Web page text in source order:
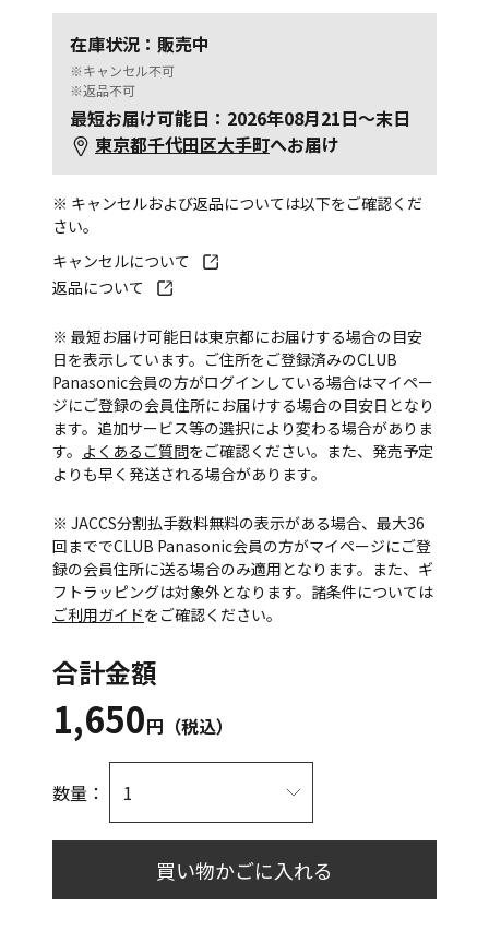
在庫状況：販売中
※キャンセル不可
※返品不可
最短お届け可能日：2026年08月21日～末日
東京都千代田区大手町へお届け
※ キャンセルおよび返品については以下をご確認くだ
さい。
キャンセルについて
返品について
※ 最短お届け可能日は東京都にお届けする場合の目安
日を表示しています。ご住所をご登録済みのCLUB
Panasonic会員の方がログインしている場合はマイペー
ジにご登録の会員住所にお届けする場合の目安日となり
ます。追加サービス等の選択により変わる場合がありま
す。 よくあるご質問をご確認ください。また、発売予定
よりも早く発送される場合があります。
※ JACCS分割払手数料無料の表示がある場合、最大36
回まででCLUB Panasonic会員の方がマイページにご登
録の会員住所に送る場合のみ適用となります。また、ギ
フトラッピングは対象外となります。諸条件については
ご利用ガイドをご確認ください。
合計金額
1,650円（税込）
数量：
買い物かごに入れる